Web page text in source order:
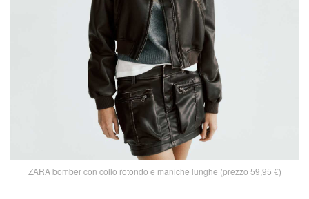
ZARA bomber con collo rotondo e maniche lunghe (prezzo 59,95 €)